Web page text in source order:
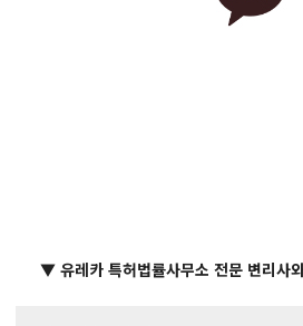
▼ 유레카 특허법률사무소 전문 변리